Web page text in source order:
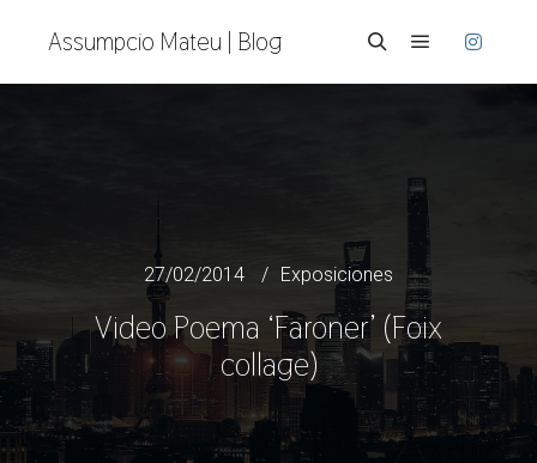
Assumpcio Mateu | Blog
27/02/2014 Exposiciones
Video Poema ‘Faroner’ (Foix
collage)